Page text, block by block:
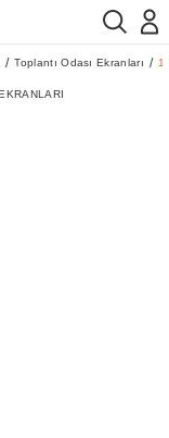
Toplantı Odası Ekranları